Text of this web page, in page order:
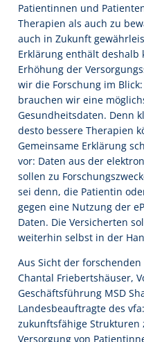
Patientinnen und
Therapien als auch zu
auch in Zukunft
Erklärung enthält deshalb
Erhöhung der
wir die Forschung im
brauchen wir eine
Gesundheitsdaten. Denn
desto bessere Therapien
Gemeinsame Erklärung
vor: Daten aus der
sollen zu
sei denn, die Patientin
gegen eine Nutzung der
Daten. Die Versicherten
weiterhin selbst in der
Aus Sicht der
Chantal Friebertshäuser,
Geschäftsführung MSD
Landesbeauftragte des
zukunftsfähige Strukturen
Versorgung von